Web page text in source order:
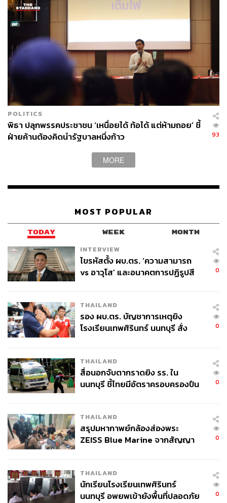
THE STANDARD TEAM
POLITICS
พิธา ปลุกพรรคประชาชน ‘เหนื่อยได้ ท้อได้ แต่ห้ามถอย’ ชี้
ฝ่ายค้านต้องคิดนำรัฐบาลหนึ่งก้าว
93
MORE
MOST POPULAR
TODAY WEEK MONTH
INTERVIEW
ไขรหัสตั้ง ผบ.ตร. ‘ความสามารถ
vs อาวุโส’ และอนาคตการปฏิรูปสี
0
THAILAND
รอง ผบ.ตร. บัญชาการเหตุยิง
โรงเรียนเทพศิรินทร์ นนทบุรี สั่ง
0
THAILAND
สื่อนอกจับตากราดยิง รร. ใน
นนทบุรี ชี้ไทยมีอัตราครอบครองปืน
0
THAILAND
สรุปมหากาพย์กล้องส่องพระ
ZEISS Blue Marine จากสัญญา
จ่ายหนี้-แอบระบุแบรนด์
0
THAILAND
นักเรียนโรงเรียนเทพศิรินทร์
นนทบุรี อพยพเข้ายังพื้นที่ปลอดภัย
0